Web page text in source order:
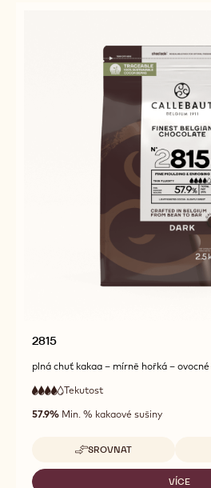
2815
plná chuť kakaa – mírně hořká –
4
out
Tekutost
tekutost
57.9% Min. % kakaové sušiny
SROVNAT
-
2815
VÍCE